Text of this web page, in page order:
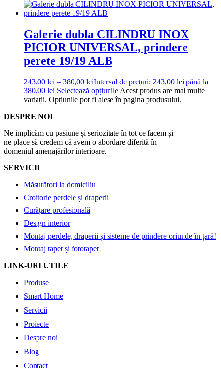
Galerie dubla CILINDRU INOX
PICIOR UNIVERSAL, prindere
perete 19/19 ALB
243,00 lei – 380,00 leiInterval de prețuri: 243,00 lei până la
380,00 lei Selectează opțiunile Acest produs are mai multe
variații. Opțiunile pot fi alese în pagina produsului.
DESPRE NOI
Ne implicăm cu pasiune și seriozitate în tot ce facem și
ne place să credem că avem o abordare diferită în
domeniul amenajărilor interioare.
SERVICII
Măsurători la domiciliu
Croitorie perdele și draperii
Curățare profesională
Design interior
Montaj perdele, draperii și sisteme de prindere oriunde în țară!
Montaj tapet și fototapet
LINK-URI UTILE
Produse
Smart Home
Servicii
Proiecte
Despre noi
Blog
Contact